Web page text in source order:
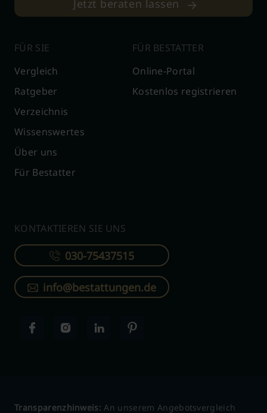
Jetzt beraten lassen
FÜR SIE
Vergleich
Ratgeber
Verzeichnis
Wissenswertes
Über uns
Für Bestatter
FÜR BESTATTER
Online-Portal
Kostenlos registrieren
KONTAKTIEREN SIE UNS
030-75437515
info@bestattungen.de
Transparenzhinweis: An unserem Angebotsvergleich